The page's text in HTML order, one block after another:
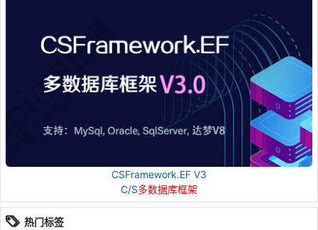
CSFramework.EF V3
C/S多数据库框架
热门标签